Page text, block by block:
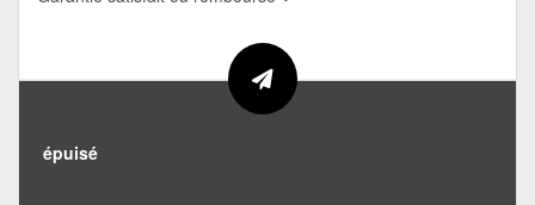
épuisé